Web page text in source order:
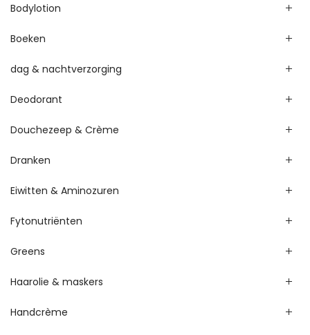
Bodylotion
Boeken
dag & nachtverzorging
Deodorant
Douchezeep & Crème
Dranken
Eiwitten & Aminozuren
Fytonutriënten
Greens
Haarolie & maskers
Handcrème